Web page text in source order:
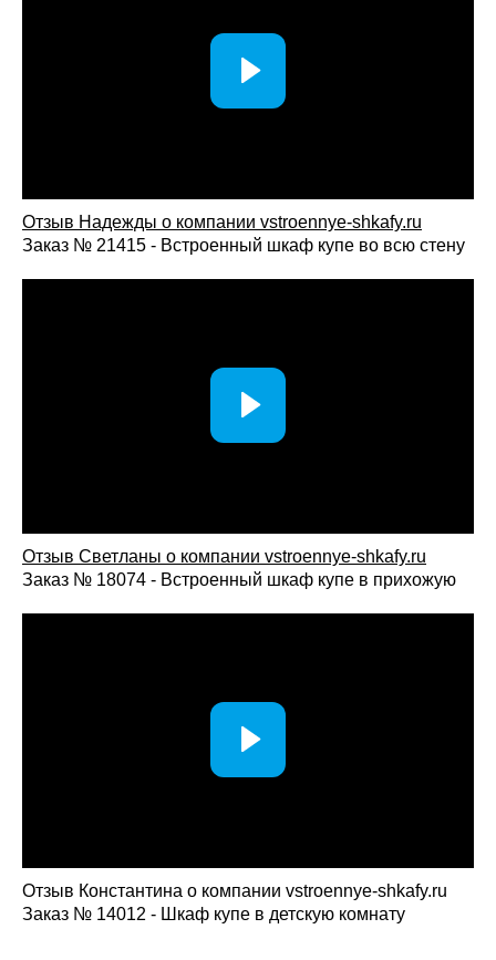
заказ позволяет организовать комфортную рабочую зону и
поддерживать порядок в повседневной эксплуатации
Отзыв Надежды о компании vstroennye-shkafy.ru
Заказ № 21415 - Встроенный шкаф купе во всю стену
Отзыв Светланы о компании vstroennye-shkafy.ru
Заказ № 18074 - Встроенный шкаф купе в прихожую
Отзыв Константина о компании vstroennye-shkafy.ru
Заказ № 14012 - Шкаф купе в детскую комнату